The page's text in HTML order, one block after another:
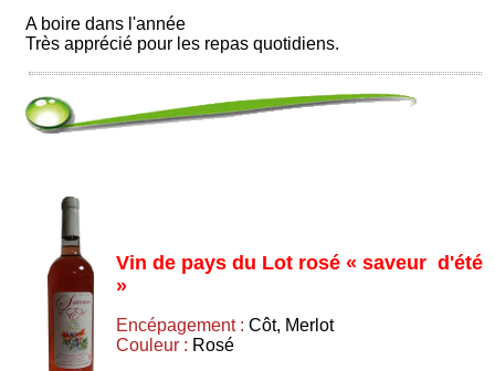
A boire dans l'année
Très apprécié pour les repas quotidiens.
Vin de pays du Lot rosé « saveur d'été
»
Encépagement : Côt, Merlot
Couleur : Rosé